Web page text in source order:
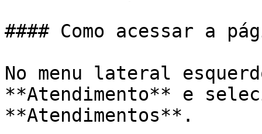
#### Como acessar a
No menu lateral
**Atendimento** e
**Atendimentos**.